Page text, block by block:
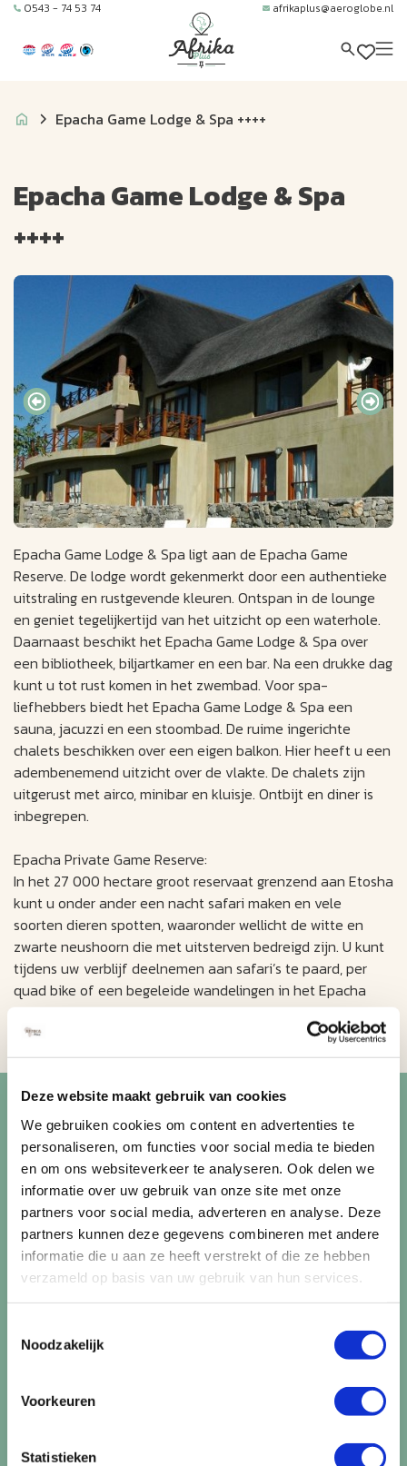
Deze website maakt gebruik van cookies
We gebruiken cookies om content en advertenties te
personaliseren, om functies voor social media te bieden
en om ons websiteverkeer te analyseren. Ook delen we
informatie over uw gebruik van onze site met onze
partners voor social media, adverteren en analyse. Deze
partners kunnen deze gegevens combineren met andere
informatie die u aan ze heeft verstrekt of die ze hebben
verzameld op basis van uw gebruik van hun services.
Noodzakelijk
Voorkeuren
Statistieken
0543 - 74 53 74 afrikaplus@aeroglobe.nl
Epacha Game Lodge & Spa ++++
Epacha Game Lodge & Spa
++++
Epacha Game Lodge & Spa ligt aan de Epacha Game
Reserve. De lodge wordt gekenmerkt door een authentieke
uitstraling en rustgevende kleuren. Ontspan in de lounge
en geniet tegelijkertijd van het uitzicht op een waterhole.
Daarnaast beschikt het Epacha Game Lodge & Spa over
een bibliotheek, biljartkamer en een bar. Na een drukke dag
kunt u tot rust komen in het zwembad. Voor spa-
liefhebbers biedt het Epacha Game Lodge & Spa een
sauna, jacuzzi en een stoombad. De ruime ingerichte
chalets beschikken over een eigen balkon. Hier heeft u een
adembenemend uitzicht over de vlakte. De chalets zijn
uitgerust met airco, minibar en kluisje. Ontbijt en diner is
inbegrepen.
Epacha Private Game Reserve:
In het 27 000 hectare groot reservaat grenzend aan Etosha
kunt u onder ander een nacht safari maken en vele
soorten dieren spotten, waaronder wellicht de witte en
zwarte neushoorn die met uitsterven bedreigd zijn. U kunt
tijdens uw verblijf deelnemen aan safari’s te paard, per
quad bike of een begeleide wandelingen in het Epacha
Game Reserve ondernemen, maar dit ook combineren met
jeepsafari’s in Etosha National Park.
Blijf op de hoogte van de
mooiste reizen
Ontvang circa 1 maal per maand onze nieuwsbrief met de
laatste aanbiedingen. U kunt zich elk moment weer
uitschrijven via de afmeldlink in de nieuwsbrief.
Aanmelden
Lees in onsprivacybeleidhoe wij zorgvuldig omgaan met uw